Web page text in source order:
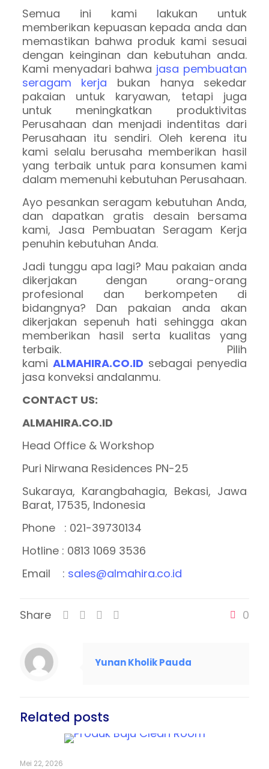
Semua ini kami lakukan untuk
memberikan kepuasan kepada anda dan
memastikan bahwa produk kami sesuai
dengan keinginan dan kebutuhan anda.
Kami menyadari bahwa jasa pembuatan
seragam kerja bukan hanya sekedar
pakaian untuk karyawan, tetapi juga
untuk meningkatkan produktivitas
Perusahaan dan menjadi indentitas dari
Perusahaan itu sendiri. Oleh kerena itu
kami selalu berusaha memberikan hasil
yang terbaik untuk para konsumen kami
dalam memenuhi kebutuhan Perusahaan.
Ayo pesankan seragam kebutuhan Anda,
dan dapatkan gratis desain bersama
kami, Jasa Pembuatan Seragam Kerja
penuhin kebutuhan Anda.
Jadi tunggu apa lagi? Mau pakaian anda
dikerjakan dengan orang-orang
profesional dan berkompeten di
bidangnya? Dan pakaian anda akan
dikerjakan sepenuh hati sehingga akan
memberikan hasil serta kualitas yang
terbaik. Pilih
kami ALMAHIRA.CO.ID sebagai penyedia
jasa konveksi andalanmu.
CONTACT US:
ALMAHIRA.CO.ID
Head Office & Workshop
Puri Nirwana Residences PN-25
Sukaraya, Karangbahagia, Bekasi, Jawa
Barat, 17535, Indonesia
Phone : 021-39730134
Hotline : 0813 1069 3536
Email : sales@almahira.co.id
Share 0
Yunan Kholik Pauda
Related posts
Mei 22, 2026